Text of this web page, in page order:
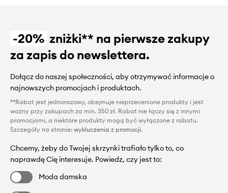
-20% zniżki** na pierwsze zakupy
za zapis do newslettera.
Dołącz do naszej społeczności, aby otrzymywać informacje o
najnowszych promocjach i produktach.
**Rabat jest jednorazowy, obejmuje nieprzecenione produkty i jest
ważny przy zakupach za min. 350 zł. Rabat nie łączy się z innymi
promocjami, a niektóre produkty mogą być wyłączone z rabatu.
Szczegóły na stronie: wykluczenia z promocji.
Chcemy, żeby do Twojej skrzynki trafiało tylko to, co
naprawdę Cię interesuje. Powiedz, czy jest to:
Moda damska